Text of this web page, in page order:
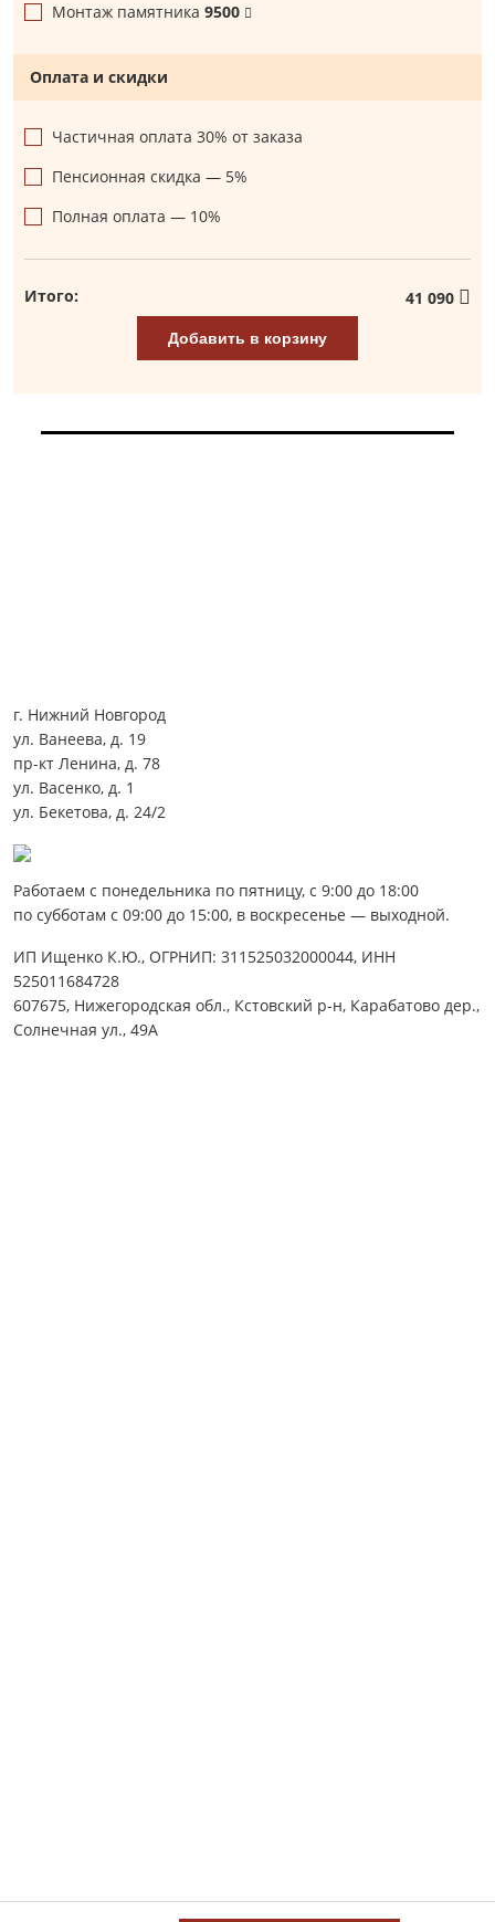
Монтаж памятника 9500
Оплата и скидки
Частичная оплата 30% от заказа
Пенсионная скидка — 5%
Полная оплата — 10%
Итого: 41 090
Добавить в корзину
г. Нижний Новгород
ул. Ванеева, д. 19
пр-кт Ленина, д. 78
ул. Васенко, д. 1
ул. Бекетова, д. 24/2
Работаем с понедельника по пятницу, с 9:00 до 18:00
по субботам с 09:00 до 15:00, в воскресенье — выходной.
ИП Ищенко К.Ю., ОГРНИП: 311525032000044, ИНН
525011684728
607675, Нижегородская обл., Кстовский р-н, Карабатово дер.,
Солнечная ул., 49А